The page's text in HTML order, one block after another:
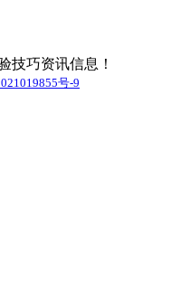
技巧资讯信息！
号-9